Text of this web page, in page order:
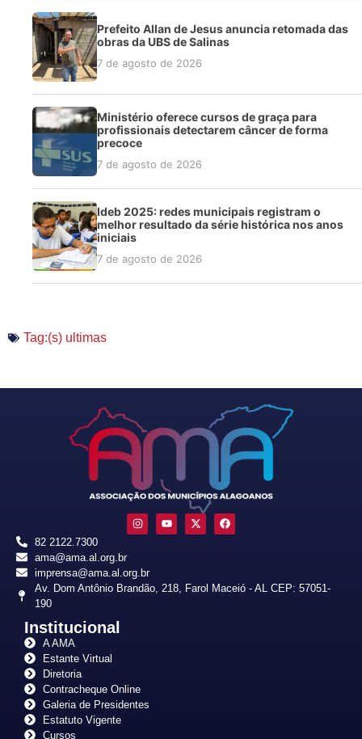
Prefeito Allan de Jesus anuncia retomada das
obras da UBS de Salinas
7 de agosto de 2026
Ministério oferece cursos de graça para
profissionais detectarem câncer de forma
precoce
7 de agosto de 2026
Ideb 2025: redes municipais registram o
melhor resultado da série histórica nos anos
iniciais
7 de agosto de 2026
Tag:(s) ultimas
82 2122.7300
ama@ama.al.org.br
imprensa@ama.al.org.br
Av. Dom Antônio Brandão, 218, Farol Maceió - AL CEP: 57051-
190
Institucional
A AMA
Estante Virtual
Diretoria
Contracheque Online
Galeria de Presidentes
Estatuto Vigente
Cursos